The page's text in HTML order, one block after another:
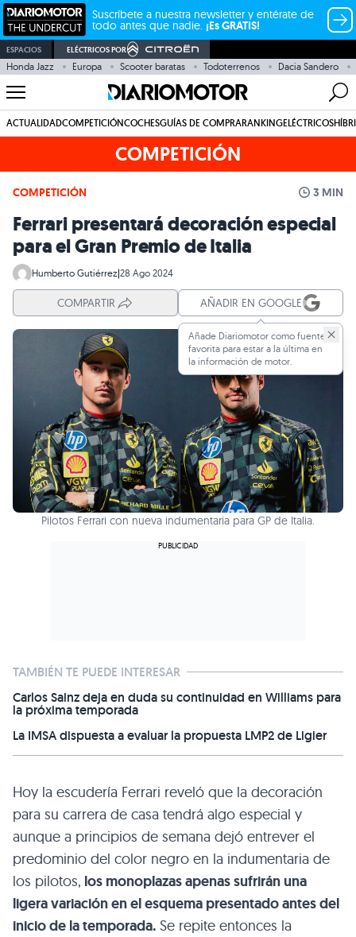
Suscríbete a nuestra newsletter y entérate de
todo antes que nadie. ¡Es GRATIS!
ESPACIOS ELÉCTRICOS POR
Honda Jazz Europa Scooter baratas Todoterrenos Dacia Sandero
ACTUALIDADCOMPETICIÓNCOCHESGUÍAS DE COMPRARANKINGELÉCTRICOS
COMPETICIÓN
COMPETICIÓN 3 MIN
Ferrari presentará decoración especial
para el Gran Premio de Italia
Humberto Gutiérrez|28 Ago 2024
COMPARTIR AÑADIR EN GOOGLE
Añade Diariomotor como fuente
favorita para estar a la última en
la información de motor.
Pilotos Ferrari con nueva indumentaria para GP de Italia.
TAMBIÉN TE PUEDE INTERESAR
Carlos Sainz deja en duda su continuidad en Williams para
la próxima temporada
La IMSA dispuesta a evaluar la propuesta LMP2 de Ligier
Hoy la escudería Ferrari reveló que la decoración
para su carrera de casa tendrá algo especial y
aunque a principios de semana dejó entrever el
predominio del color negro en la indumentaria de
los pilotos, los monoplazas apenas sufrirán una
ligera variación en el esquema presentado antes del
inicio de la temporada. Se repite entonces la